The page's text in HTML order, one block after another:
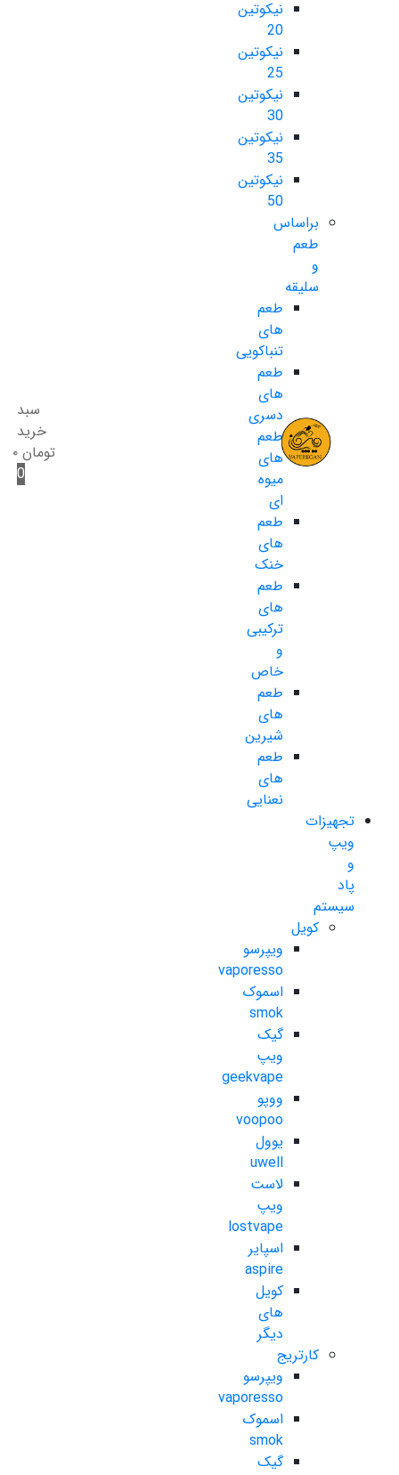
نیکوتین
20
نیکوتین
25
نیکوتین
30
نیکوتین
35
نیکوتین
50
براساس
طعم
و
سلیقه
طعم
های
تنباکویی
طعم
های
دسری
طعم
های
میوه
ای
طعم
های
خنک
طعم
های
ترکیبی
و
خاص
طعم
های
شیرین
طعم
های
نعنایی
تجهیزات
ویپ
و
پاد
سیستم
کویل
ویپرسو
vaporesso
اسموک
smok
گیک
ویپ
geekvape
ووپو
voopoo
یوول
uwell
لاست
ویپ
lostvape
اسپایر
aspire
کویل
های
دیگر
کارتریج
ویپرسو
vaporesso
اسموک
smok
گیک
سبد
خرید
تومان ۰
0